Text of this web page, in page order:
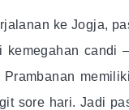
ke Jogja,
kemegahan candi
sore hari. Jadi